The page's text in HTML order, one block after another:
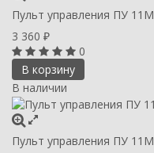
Пульт управления ПУ 11М
3 360 ₽
0
В корзину
В наличии
Пульт управления ПУ 11М